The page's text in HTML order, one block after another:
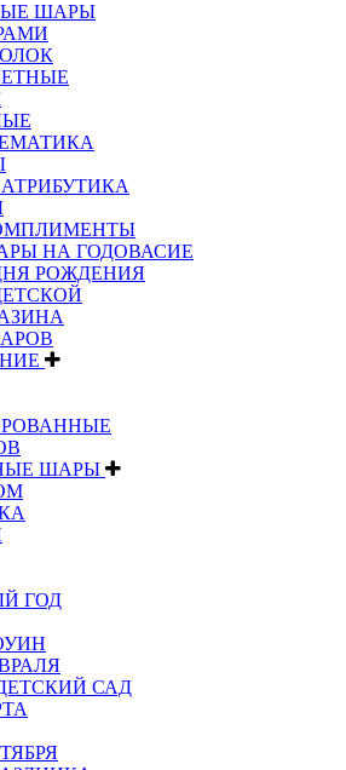
ШАРЫ
НА ГОДОВАСИЕ
РОЖДЕНИЯ
ШАРЫ
ГОД
САД